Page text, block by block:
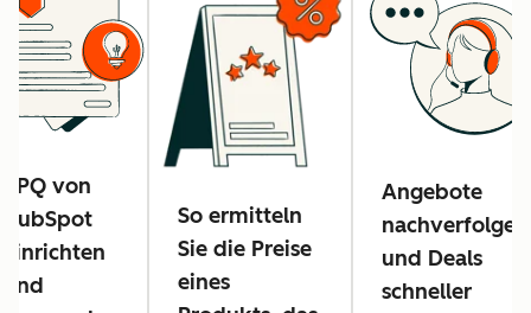
CPQ von
HubSpot
einrichten
und
So ermitteln
Sie die Preise
eines
Angebote
nachverfolgen
und Deals
schneller